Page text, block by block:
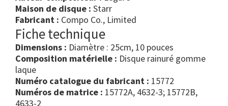
Maison de disque : Starr
Fabricant : Compo Co., Limited
Fiche technique
Dimensions : Diamètre : 25cm, 10 pouces
Composition matérielle : Disque rainuré gomme
laque
Numéro catalogue du fabricant : 15772
Numéros de matrice : 15772A, 4632-3; 15772B,
4633-2